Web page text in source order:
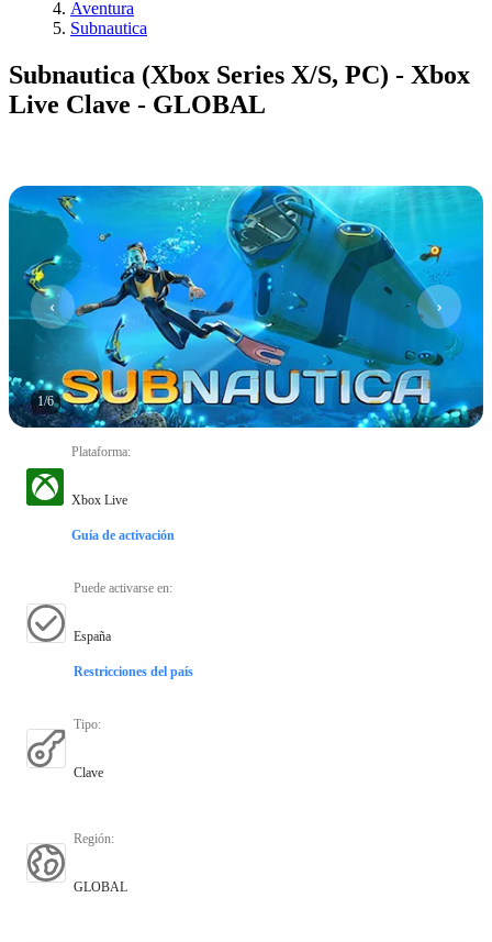
Aventura
Subnautica
Subnautica (Xbox Series X/S, PC) - Xbox
Live Clave - GLOBAL
1/6
Plataforma:
Xbox Live
Guía de activación
Puede activarse en:
España
Restricciones del país
Tipo:
Clave
Región:
GLOBAL